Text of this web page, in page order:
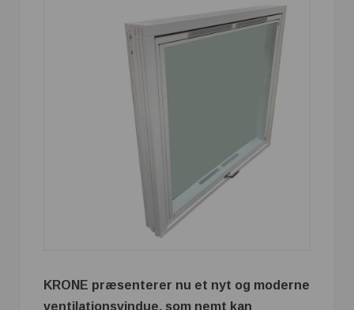
KRONE præsenterer nu et nyt og moderne
ventilationsvindue, som nemt kan